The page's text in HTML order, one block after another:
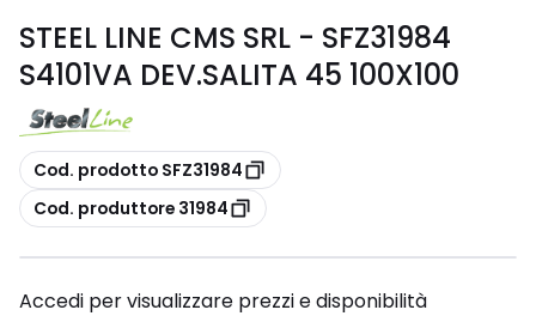
STEEL LINE CMS SRL - SFZ31984
S4101VA DEV.SALITA 45 100X100
copia
Cod. prodotto SFZ31984
copia
Cod. produttore 31984
Accedi per visualizzare prezzi e disponibilità